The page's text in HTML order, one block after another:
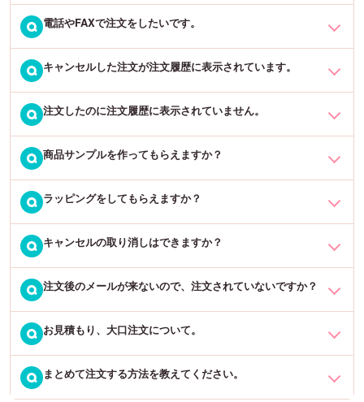
2つの文字グループをお好きな場所に2行になるように配置していた
だくことで、改行ができます。
認いただけます。
確認方法は、「Q.注文したWeb deco商品のデザインをもう一度確認
したいです。」をご覧くださいませ。
当店ではオーダーメイドの商品につきましてもスピード出荷のた
め、すぐに作成に入ります。そのため、基本的にはご注文後のキャ
ンセルはできません。
1時間以内 】に、「マイページ」→「注文履歴」→「注文キャンセ
ル」のボタンからキャンセルをお願いいたします。
※会員登録をされずにご注文いただいた方は、お問い合わせフォーム
からキャンセルのご連絡をお願いいたします。（ご注文者様氏名・
ご注文番号・ご注文日時・ご注文商品を記載して下さい）
Q 電話やFAXで注文をしたいです。
大変申し訳ございませんが、お電話・FAXでのご注文は受け付けて
おりません。ご注文は当サイトのショッピングカートをご利用くだ
さい。少ないスタッフで運営しておりますので、ご協力お願いいた
します。
Q キャンセルした注文が注文履歴に表示されています。
恐れ入りますが、キャンセルされたご注文も履歴には表示されてし
まいます。「ご注文キャンセル完了のお知らせ」または「ご注文の
キャンセルについて」というメールが届いたご注文については、キ
ャンセルが完了しておりますのでご安心下さいませ。
Q 注文したのに注文履歴に表示されていません。
以下の理由が考えられます。
・会員登録前に注文した
・ログインせずに注文した
ご注文履歴に表示されるのは、会員登録をしてログインされた状態
で確定されたご注文のみとなります。
恐れ入りますが、当時のログイン状況をご確認いただけますと幸い
です。
Q 商品サンプルを作ってもらえますか？
当店では商品サンプルはご用意しておりません。何卒ご了承下さ
い。
なお、大口注文を検討中でサンプルを必要とする場合は、一旦定価
入いただきました商品代金を、大口注文の合計金額よりお値引きさ
せていただきます。
※フリーカット商品やデータ入稿商品を除く、Web deco商品に限り
ます。サンプルの値引きは大口注文100個以上からの対応となりま
す。
Q ラッピングをしてもらえますか？
ラッピングをご希望のお客様には、無料のラッピングをしておりま
す。
トップページ→「メニュー」→「サポート」→「ギフトラッピン
て、ご注文確定をお願いいたします。
※ラッピング対象外の商品もございます。あらかじめご了承下さいま
せ。
Q キャンセルの取り消しはできますか？
恐れ入りますが、キャンセルの取り消しはできかねます。キャンセ
ル依頼後に何らかの事情で商品が必要になった場合は、お手数をお
かけしますが再度ご注文をお願いいたします。
Q 注文後のメールが来ないので、注文されていないですか？
当店のカートシステムで、ご注文確定後数分以内に自動送信メール
が送信されます。自動送信メールが届かない場合は、メールアドレ
スが間違っている可能性が高いです。
Q お見積もり、大口注文について。
大口注文（illustratorまたはPhotoshopの完全データ入稿のみ）の単
価につきましては「
Q まとめて注文する方法を教えてください。